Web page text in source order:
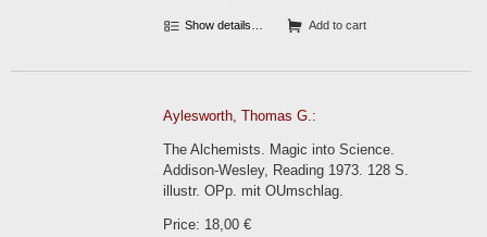
Show details… Add to cart
Aylesworth, Thomas G.:
The Alchemists. Magic into Science.
Addison-Wesley, Reading 1973. 128 S.
illustr. OPp. mit OUmschlag.
Price: 18,00 €